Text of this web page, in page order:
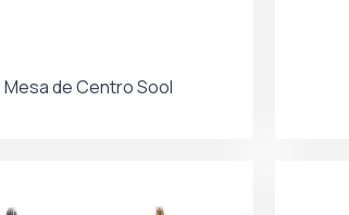
Mesa de Centro Sool